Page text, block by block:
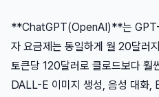
**ChatGPT(OpenAI)**는 GPT-
자 요금제는 동일하게 월 20달러
토큰당 120달러로 클로드보다 훨
DALL-E 이미지 생성, 음성 대화,